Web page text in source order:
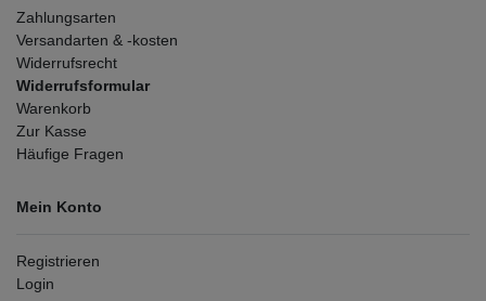
Zahlungsarten
Versandarten & -kosten
Widerrufsrecht
Widerrufsformular
Warenkorb
Zur Kasse
Häufige Fragen
Mein Konto
Registrieren
Login